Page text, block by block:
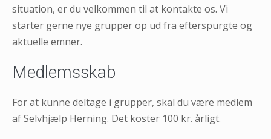
situation, er du velkommen til at kontakte os. Vi
starter gerne nye grupper op ud fra efterspurgte og
aktuelle emner.
Medlemsskab
For at kunne deltage i grupper, skal du være medlem
af Selvhjælp Herning. Det koster 100 kr. årligt.